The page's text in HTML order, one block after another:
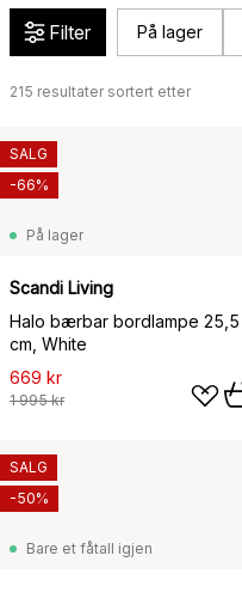
Filter På lager
215 resultater sortert etter
På lager
Scandi Living
Halo bærbar bordlampe 25,5
cm, White
669 kr
1 995 kr
SALG
-66%
Bare et fåtall igjen
SALG
-50%